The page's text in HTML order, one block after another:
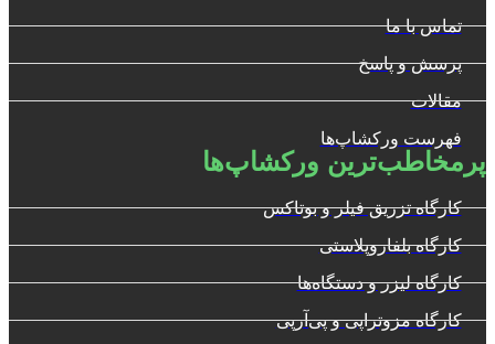
تماس با ما
پرسش و پاسخ
مقالات
فهرست ورکشاپ‌ها
پرمخاطب‌ترین ورکشاپ‌ها
کارگاه تزریق فیلر و بوتاکس
کارگاه بلفاروپلاستی
کارگاه لیزر و دستگاه‌ها
کارگاه مزوتراپی و پی‌آرپی